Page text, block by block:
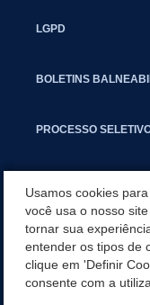
LGPD
BOLETINS
PROCESSO
MANUAL DE
TURMINHA DO LAGO
Usamos cookies
você usa o nosso
tornar sua
entender os tipos de
clique em 'Definir
consente com a